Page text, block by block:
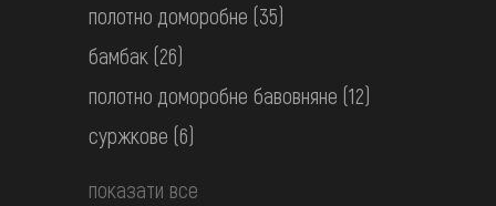
полотно доморобне (35)
бамбак (26)
полотно доморобне бавовняне (12)
суржкове (6)
показати все